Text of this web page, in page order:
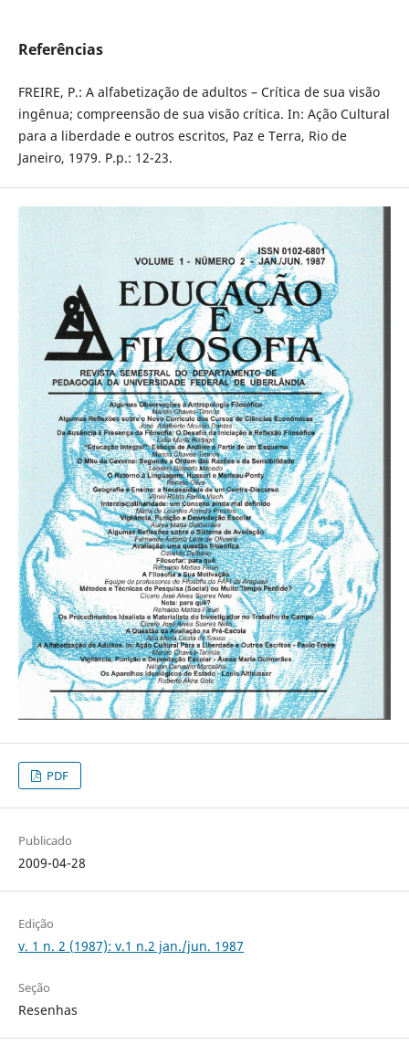
Referências
FREIRE, P.: A alfabetização de adultos – Crítica de sua visão
ingênua; compreensão de sua visão crítica. In: Ação Cultural
para a liberdade e outros escritos, Paz e Terra, Rio de
Janeiro, 1979. P.p.: 12-23.
PDF
Publicado
2009-04-28
Edição
v. 1 n. 2 (1987): v.1 n.2 jan./jun. 1987
Seção
Resenhas